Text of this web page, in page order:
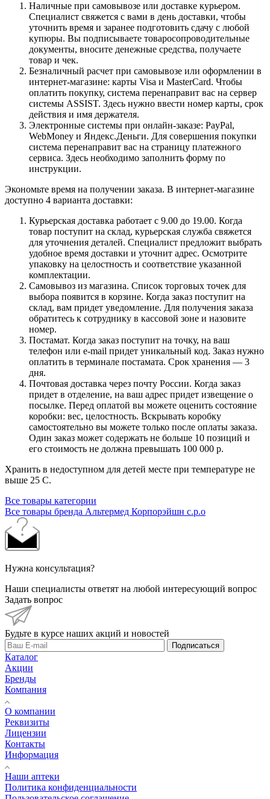
Наличные при самовывозе или доставке курьером.
Специалист свяжется с вами в день доставки, чтобы
уточнить время и заранее подготовить сдачу с любой
купюры. Вы подписываете товаросопроводительные
документы, вносите денежные средства, получаете
товар и чек.
Безналичный расчет при самовывозе или оформлении в
интернет-магазине: карты Visa и MasterCard. Чтобы
оплатить покупку, система перенаправит вас на сервер
системы ASSIST. Здесь нужно ввести номер карты, срок
действия и имя держателя.
Электронные системы при онлайн-заказе: PayPal,
WebMoney и Яндекс.Деньги. Для совершения покупки
система перенаправит вас на страницу платежного
сервиса. Здесь необходимо заполнить форму по
инструкции.
Экономьте время на получении заказа. В интернет-магазине
доступно 4 варианта доставки:
Курьерская доставка работает с 9.00 до 19.00. Когда
товар поступит на склад, курьерская служба свяжется
для уточнения деталей. Специалист предложит выбрать
удобное время доставки и уточнит адрес. Осмотрите
упаковку на целостность и соответствие указанной
комплектации.
Самовывоз из магазина. Список торговых точек для
выбора появится в корзине. Когда заказ поступит на
склад, вам придет уведомление. Для получения заказа
обратитесь к сотруднику в кассовой зоне и назовите
номер.
Постамат. Когда заказ поступит на точку, на ваш
телефон или e-mail придет уникальный код. Заказ нужно
оплатить в терминале постамата. Срок хранения — 3
дня.
Почтовая доставка через почту России. Когда заказ
придет в отделение, на ваш адрес придет извещение о
посылке. Перед оплатой вы можете оценить состояние
коробки: вес, целостность. Вскрывать коробку
самостоятельно вы можете только после оплаты заказа.
Один заказ может содержать не больше 10 позиций и
его стоимость не должна превышать 100 000 р.
Хранить в недоступном для детей месте при температуре не
выше 25 С.
Все товары категории
Все товары бренда Альтермед Корпорэйшн с.р.о
Нужна консультация?
Наши специалисты ответят на любой интересующий вопрос
Задать вопрос
Будьте в курсе наших акций и новостей
Подписаться
Каталог
Акции
Бренды
Компания
О компании
Реквизиты
Лицензии
Контакты
Информация
Наши аптеки
Политика конфиденциальности